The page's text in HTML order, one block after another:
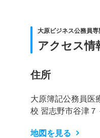
大原ビジネス公務員
アクセス情
住所
大原簿記公務員医
校 習志野市谷津７
地図を見る